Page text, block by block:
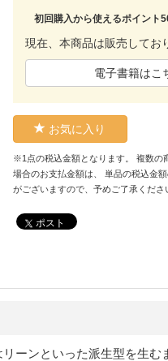
初回購入から使えるポイント
現在、本商品は販売してお
電子書籍はこ
お気に入り
※1点の税込金額となります。 複数の
場合のお支払金額は、 単品の税込金
がございますので、予めご了承くださ
ポスト
ーンといった派生型を生む